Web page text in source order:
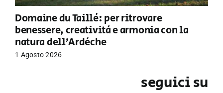
Domaine du Taillé: per ritrovare
benessere, creatività e armonia con la
natura dell’Ardèche
1 Agosto 2026
seguici su